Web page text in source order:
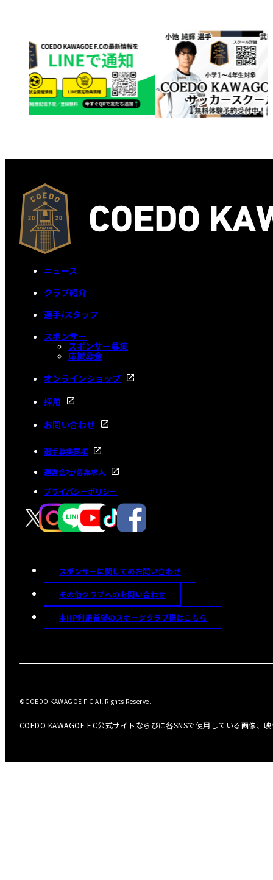
ニュース
クラブ紹介
選手/スタッフ
スポンサー
スポンサー募集
応援募金
オンラインショップ
採用
お問い合わせ
選手募集要項
運営会社/募集求人
プライバシーポリシー
スポンサーに関してのお問い合わせ
その他クラブへのお問い合わせ
本HP利用希望のスポーツクラブ様はこちら
COEDO KAWAGOE F.C公式サイトならびに各SNSで使用している画像、
©COEDO KAWAGOE F.C All Rights Reserve.